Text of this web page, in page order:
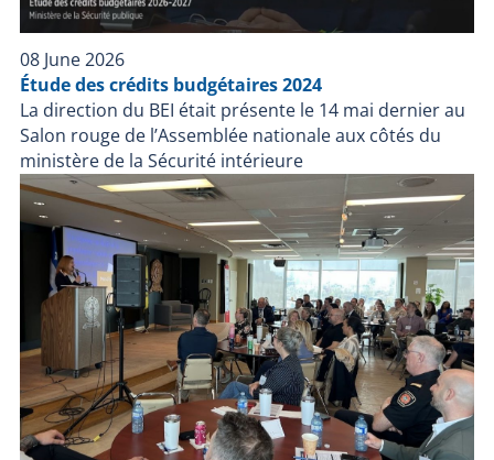
08 June 2026
Étude des crédits budgétaires 2024
La direction du BEI était présente le 14 mai dernier au
Salon rouge de l’Assemblée nationale aux côtés du
ministère de la Sécurité intérieure